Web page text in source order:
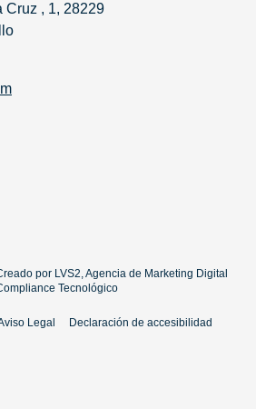
Cruz , 1, 28229
porLVS2, Agencia de Marketing Digital
Tecnológico
Legal
Declaración de accesibilidad